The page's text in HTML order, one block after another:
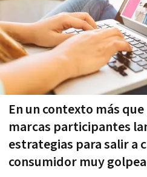
En un contexto más
marcas participantes
estrategias para salir a
consumidor muy